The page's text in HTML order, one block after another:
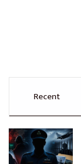
Recent